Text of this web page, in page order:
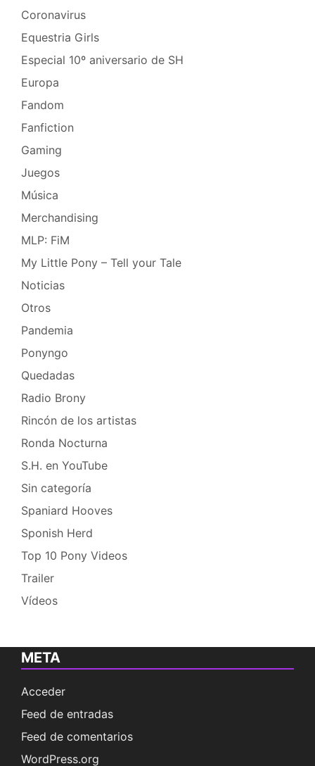
Coronavirus
Equestria Girls
Especial 10º aniversario de SH
Europa
Fandom
Fanfiction
Gaming
Juegos
Música
Merchandising
MLP: FiM
My Little Pony – Tell your Tale
Noticias
Otros
Pandemia
Ponyngo
Quedadas
Radio Brony
Rincón de los artistas
Ronda Nocturna
S.H. en YouTube
Sin categoría
Spaniard Hooves
Sponish Herd
Top 10 Pony Videos
Trailer
Vídeos
META
Acceder
Feed de entradas
Feed de comentarios
WordPress.org